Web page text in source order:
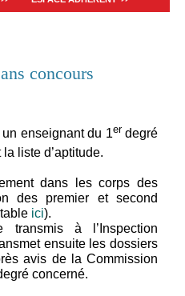
concours
enseignant du 1er degré
liste d’aptitude.
dans les corps des
des premier et second
ici).
à l’Inspection
ensuite les dossiers
avis de la Commission
concerné.